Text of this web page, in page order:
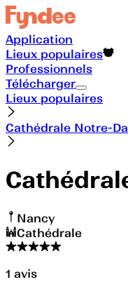
Application
Lieux populaires
Professionnels
Télécharger
Lieux populaires
Cathédrale Notre-
Nancy
Cathédrale
1 avis